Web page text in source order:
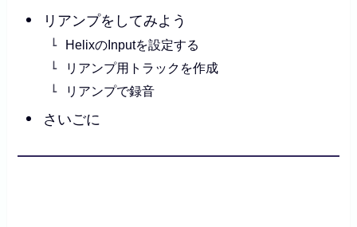
リアンプをしてみよう
HelixのInputを設定する
リアンプ用トラックを作成
リアンプで録音
さいごに